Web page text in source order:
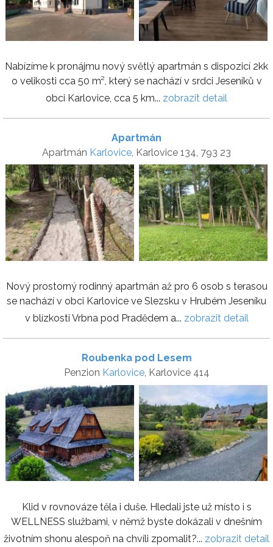
Nabízíme k pronájmu nový světlý apartmán s dispozicí 2kk
o velikosti cca 50 m², který se nachází v srdci Jeseníků v
obci Karlovice, cca 5 km... zobrazit detail
Apartmán
Apartmán Karlovice, Karlovice 134, 793 23
Nový prostorný rodinný apartmán až pro 6 osob s terasou
se nachází v obci Karlovice ve Slezsku v Hrubém Jeseníku
v blízkosti Vrbna pod Pradědem a... zobrazit detail
Roubenka pod Lesem
Penzion Karlovice, Karlovice 414
Klid v rovnováze těla i duše. Hledali jste už místo i s
WELLNESS službami, v němž byste dokázali v dnešním
životním shonu alespoň na chvíli zpomalit?... zobrazit detail